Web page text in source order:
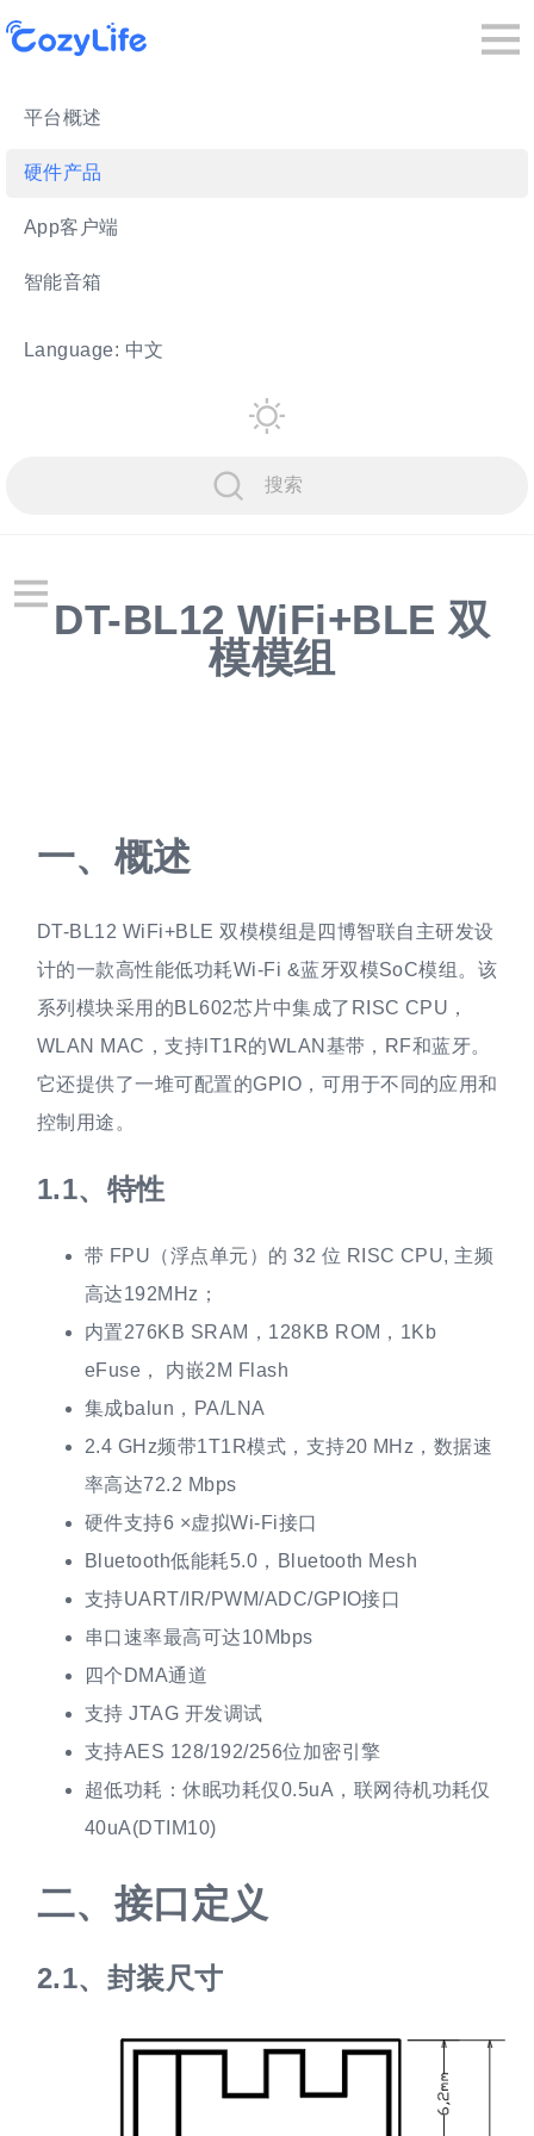
平台概述
硬件产品
App客户端
智能音箱
Language: 中文
搜索
DT-BL12 WiFi+BLE 双
模模组
概述
DT-BL12 WiFi+BLE 双模模组是四博智联自主研发设
计的一款高性能低功耗Wi-Fi &蓝牙双模SoC模组。该
系列模块采用的BL602芯片中集成了RISC CPU，
WLAN MAC，支持lT1R的WLAN基带，RF和蓝牙。
它还提供了一堆可配置的GPIO，可用于不同的应用和
控制用途。
特性
带 FPU（浮点单元）的 32 位 RISC CPU, 主频
高达192MHz；
内置276KB SRAM，128KB ROM，1Kb
eFuse， 内嵌2M Flash
集成balun，PA/LNA
2.4 GHz频带1T1R模式，支持20 MHz，数据速
率高达72.2 Mbps
硬件支持6 ×虚拟Wi-Fi接口
Bluetooth低能耗5.0，Bluetooth Mesh
支持UART/IR/PWM/ADC/GPIO接口
串口速率最高可达10Mbps
四个DMA通道
支持 JTAG 开发调试
支持AES 128/192/256位加密引擎
超低功耗：休眠功耗仅0.5uA，联网待机功耗仅
40uA(DTIM10)
接口定义
封装尺寸